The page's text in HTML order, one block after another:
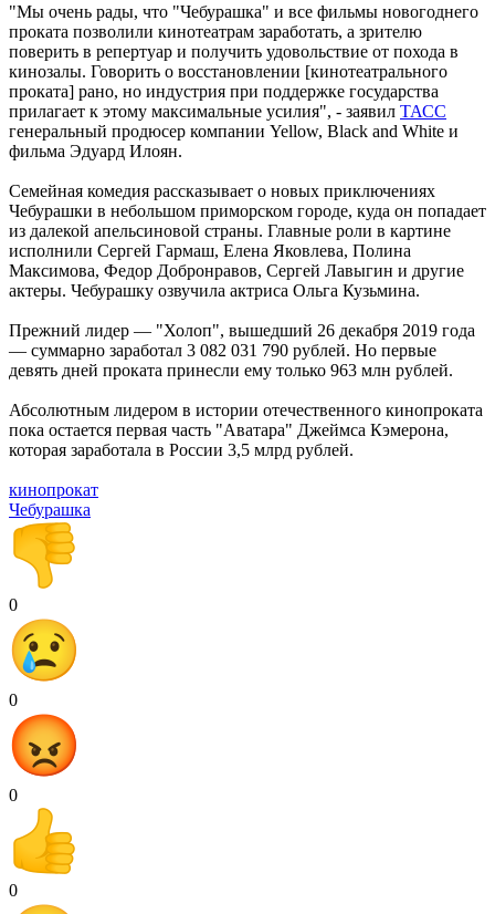
"Мы очень рады, что "Чебурашка" и все фильмы новогоднего
проката позволили кинотеатрам заработать, а зрителю
поверить в репертуар и получить удовольствие от похода в
кинозалы. Говорить о восстановлении [кинотеатрального
проката] рано, но индустрия при поддержке государства
прилагает к этому максимальные усилия", - заявил ТАСС
генеральный продюсер компании Yellow, Black and White и
фильма Эдуард Илоян.
Семейная комедия рассказывает о новых приключениях
Чебурашки в небольшом приморском городе, куда он попадает
из далекой апельсиновой страны. Главные роли в картине
исполнили Сергей Гармаш, Елена Яковлева, Полина
Максимова, Федор Добронравов, Сергей Лавыгин и другие
актеры. Чебурашку озвучила актриса Ольга Кузьмина.
Прежний лидер — "Холоп", вышедший 26 декабря 2019 года
— суммарно заработал 3 082 031 790 рублей. Но первые
девять дней проката принесли ему только 963 млн рублей.
Абсолютным лидером в истории отечественного кинопроката
пока остается первая часть "Аватара" Джеймса Кэмерона,
которая заработала в России 3,5 млрд рублей.
кинопрокат
Чебурашка
0
0
0
0